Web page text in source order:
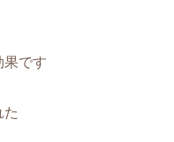
果です
た